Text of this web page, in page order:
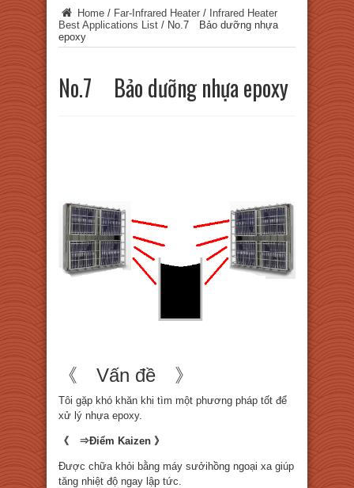
Home / Far-Infrared Heater / Infrared Heater
Best Applications List / No.7 Bảo dưỡng nhựa
epoxy
No.7 Bảo dưỡng nhựa epoxy
《 Vấn đề 》
Tôi gặp khó khăn khi tìm một phương pháp tốt để
xử lý nhựa epoxy.
《 ⇒Điểm Kaizen 》
Được chữa khỏi bằng máy sưởihồng ngoại xa giúp
tăng nhiệt độ ngay lập tức.